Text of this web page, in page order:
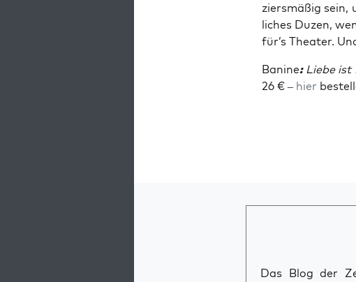
ziers­mä­ßig
li­ches Duzen,
für’s Thea­ter.
Bani­ne:Lie­be ist
26 € – hier
Das Blog der